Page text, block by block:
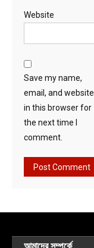
Website
Save my name,
email, and website
in this browser for
the next time I
comment.